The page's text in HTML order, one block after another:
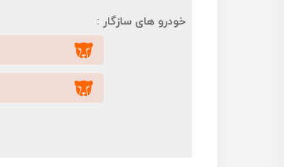
خودرو های سازگار :